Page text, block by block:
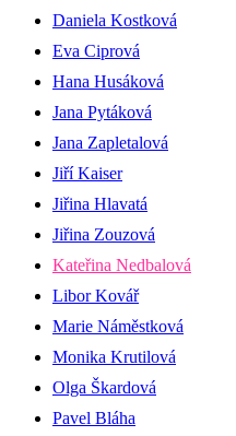
Daniela Kostková
Eva Ciprová
Hana Husáková
Jana Pytáková
Jana Zapletalová
Jiří Kaiser
Jiřina Hlavatá
Jiřina Zouzová
Kateřina Nedbalová
Libor Kovář
Marie Náměstková
Monika Krutilová
Olga Škardová
Pavel Bláha